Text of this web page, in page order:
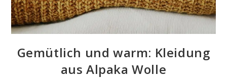
Gemütlich und warm: Kleidung
aus Alpaka Wolle